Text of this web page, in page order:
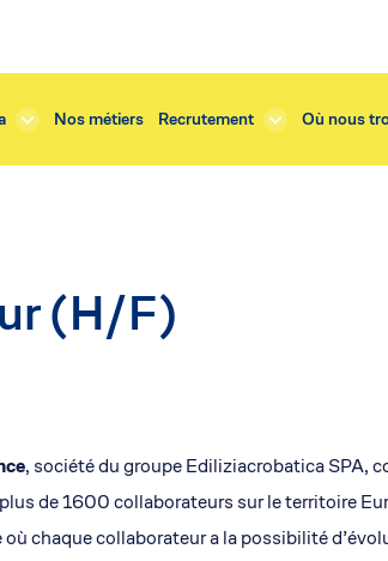
Nos métiers Recrutement Où nous
(H/F)
, société du groupe Ediliziacrobatica SPA,
de 1600 collaborateurs sur le territoire
chaque collaborateur a la possibilité